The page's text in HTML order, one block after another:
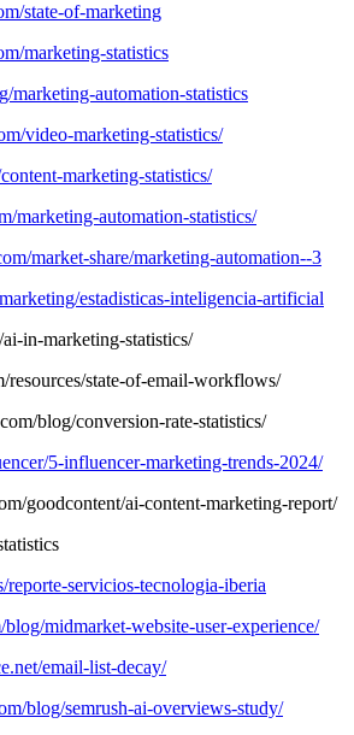
state-of-marketing
marketing-statistics
marketing-automation-statistics
video-marketing-statistics/
marketing-statistics/
marketing-automation-statistics/
market-share/marketing-automation--3
estadisticas-inteligencia-artificial
in-marketing-statistics/
state-of-email-workflows/
blog/conversion-rate-statistics/
5-influencer-marketing-trends-2024/
goodcontent/ai-content-marketing-report/
reporte-servicios-tecnologia-iberia
midmarket-website-user-experience/
email-list-decay/
blog/semrush-ai-overviews-study/